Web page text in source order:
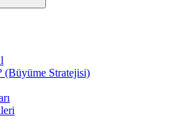
(Büyüme Stratejisi)